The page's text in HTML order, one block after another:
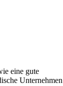
eine gute
Unternehmen